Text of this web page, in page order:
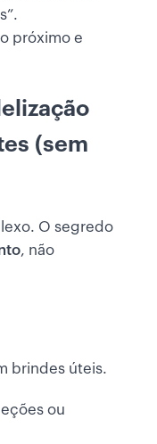
próximo e
(sem
O segredo
, não
brindes úteis.
ou